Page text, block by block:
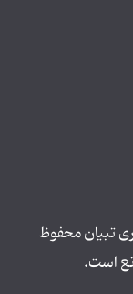
تبیان محفوظ
است.